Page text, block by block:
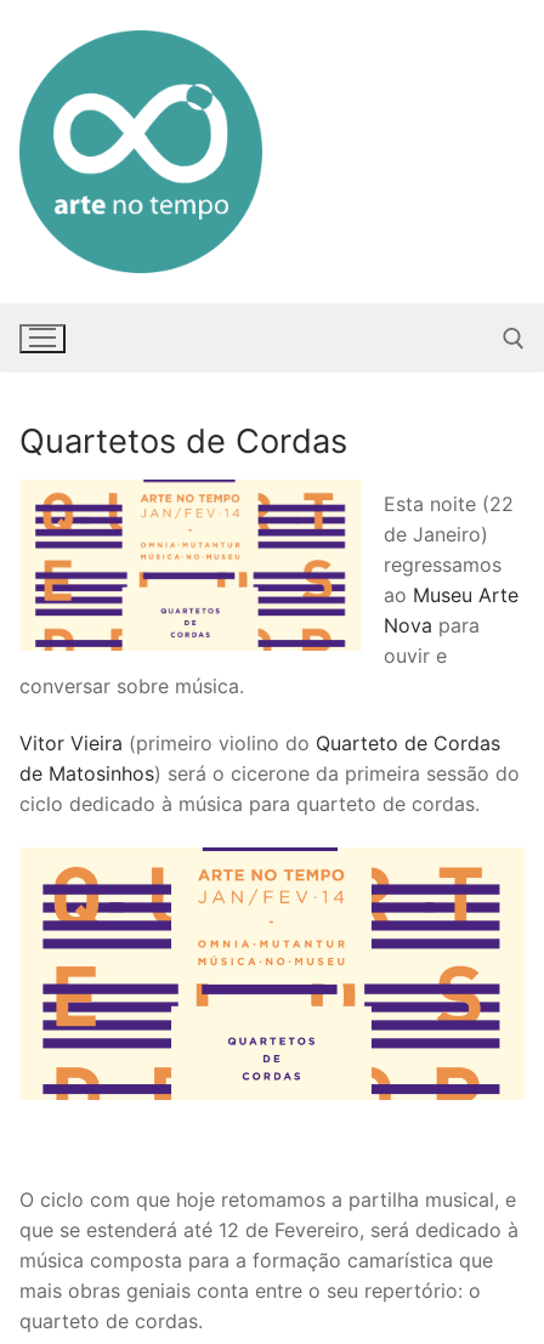
conteúdo
Quartetos de Cordas
Esta noite (22
de Janeiro)
regressamos
ao Museu Arte
Nova para
ouvir e
conversar sobre música.
Vitor Vieira (primeiro violino do Quarteto de Cordas
de Matosinhos) será o cicerone da primeira sessão do
ciclo dedicado à música para quarteto de cordas.
O ciclo com que hoje retomamos a partilha musical, e
que se estenderá até 12 de Fevereiro, será dedicado à
música composta para a formação camarística que
mais obras geniais conta entre o seu repertório: o
quarteto de cordas.